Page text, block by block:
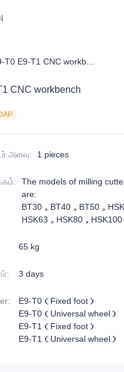
அட்டவணை மேசை
CNC workbench
அளவு: 1 pieces
:
The models of milling
are:
BT30，BT40，BT50，
HSK63，HSK80，HSK100
65 kg
: 3 days
:
E9-T0（Fixed foot）
E9-T0（Universal wheel）
E9-T1（Fixed foot）
E9-T1（Universal wheel）